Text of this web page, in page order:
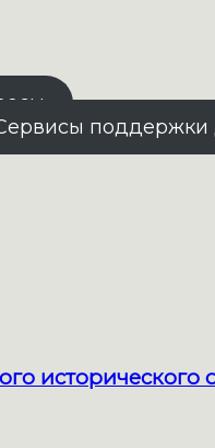
поддержки
исторического